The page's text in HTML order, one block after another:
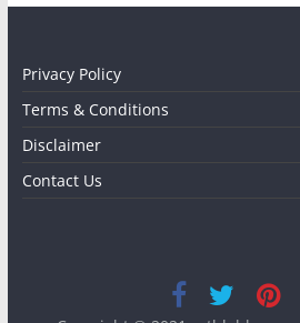
Privacy Policy
Terms & Conditions
Disclaimer
Contact Us